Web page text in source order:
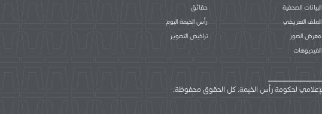
البيانات الصحفية
الملف التعريفي
معرض الصور
الفيديوهات
حقائق
رأس الخيمة اليوم
تراخيص التصوير